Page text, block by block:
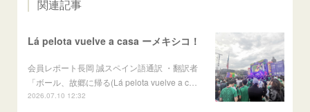
関連記事
Lá pelota vuelve a casa ーメキシコ！
会員レポート長岡 誠スペイン語通訳 ・翻訳者
「ボール、故郷に帰る(Lá pelota vuelve a c…
2026.07.10 12:32